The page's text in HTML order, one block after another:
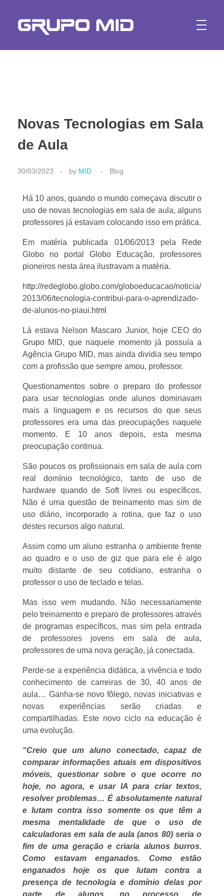
Novas Tecnologias em Sala
de Aula
30/03/2023 by MID Blog
Há 10 anos, quando o mundo começava discutir o
uso de novas tecnologias em sala de aula, alguns
professores já estavam colocando isso em prática.
Em matéria publicada 01/06/2013 pela Rede
Globo no portal Globo Educação, professores
pioneiros nesta área ilustravam a matéria.
http://redeglobo.globo.com/globoeducacao/noticia/
2013/06/tecnologia-contribui-para-o-aprendizado-
de-alunos-no-piaui.html
Lá estava Nelson Mascaro Junior, hoje CEO do
Grupo MID, que naquele momento já possuía a
Agência Grupo MID, mas ainda dividia seu tempo
com a profissão que sempre amou, professor.
Questionamentos sobre o preparo do professor
para usar tecnologias onde alunos dominavam
mais a linguagem e os recursos do que seus
professores era uma das preocupações naquele
momento. E 10 anos depois, esta mesma
preocupação continua.
São poucos os profissionais em sala de aula com
real domínio tecnológico, tanto de uso de
hardware quando de Soft livres ou específicos.
Não é uma questão de treinamento mas sim de
uso diário, incorporado a rotina, que faz o uso
destes recursos algo natural.
Assim como um aluno estranha o ambiente frente
ao quadro e o uso de giz que para ele é algo
muito distante de seu cotidiano, estranha o
professor o uso de teclado e telas.
Mas isso vem mudando. Não necessariamente
pelo treinamento e preparo de professores através
de programas específicos, mas sim pela entrada
de professores jovens em sala de aula,
professores de uma nova geração, já conectada.
Perde-se a experiência didática, a vivência e todo
conhecimento de carreiras de 30, 40 anos de
aula… Ganha-se novo fôlego, novas iniciativas e
novas experiências serão criadas e
compartilhadas. Este novo ciclo na educação é
uma evolução.
“Creio que um aluno conectado, capaz de
comparar informações atuais em dispositivos
móveis, questionar sobre o que ocorre no
hoje, no agora, e usar IA para criar textos,
resolver problemas… É absolutamente natural
e lutam contra isso somente os que têm a
mesma mentalidade de que o uso de
calculadoras em sala de aula (anos 80) seria o
fim de uma geração e criaria alunos burros.
Como estavam enganados. Como estão
enganados hoje os que lutam contra a
presença de tecnologia e domínio delas por
parte de alunos, no processo de